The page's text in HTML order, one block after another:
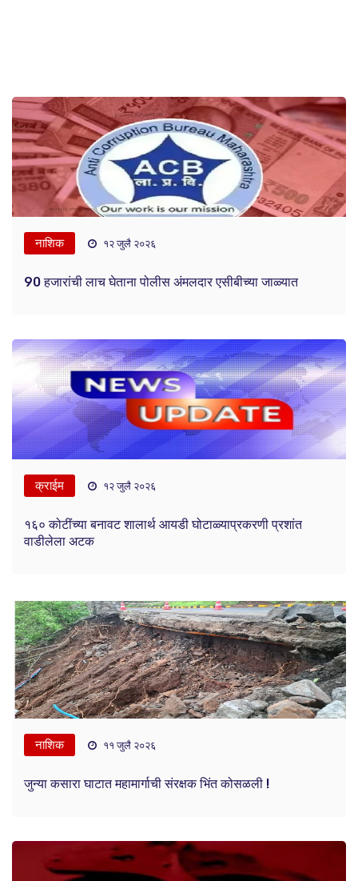
नाशिक १२ जुलै २०२६
90 हजारांची लाच घेताना पोलीस अंमलदार एसीबीच्या जाळ्यात
क्राईम १२ जुलै २०२६
१६० कोटींच्या बनावट शालार्थ आयडी घोटाळ्याप्रकरणी प्रशांत
वाडीलेला अटक
नाशिक ११ जुलै २०२६
जुन्या कसारा घाटात महामार्गाची संरक्षक भिंत कोसळली !